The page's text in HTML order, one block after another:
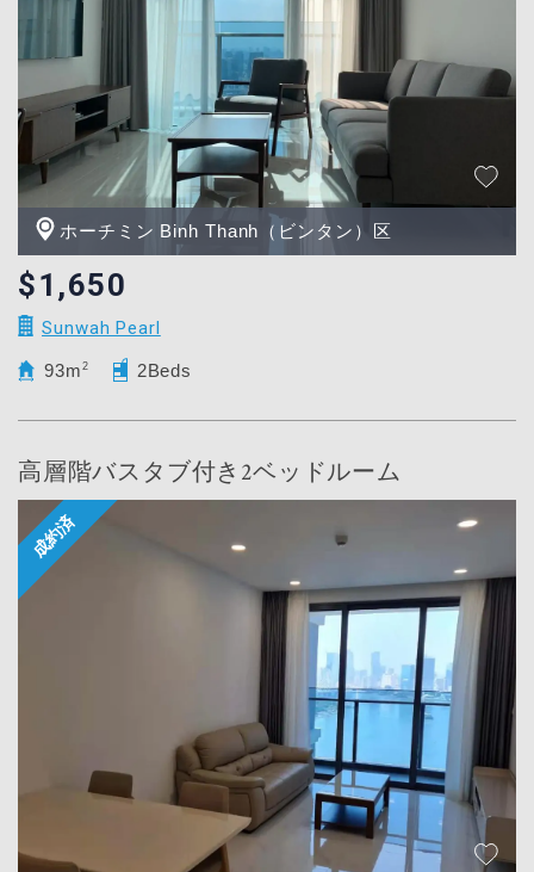
ホーチミン Binh Thanh（ビンタン）区
$1,650
Sunwah Pearl
93m 2 2Beds
高層階バスタブ付き2ベッドルーム